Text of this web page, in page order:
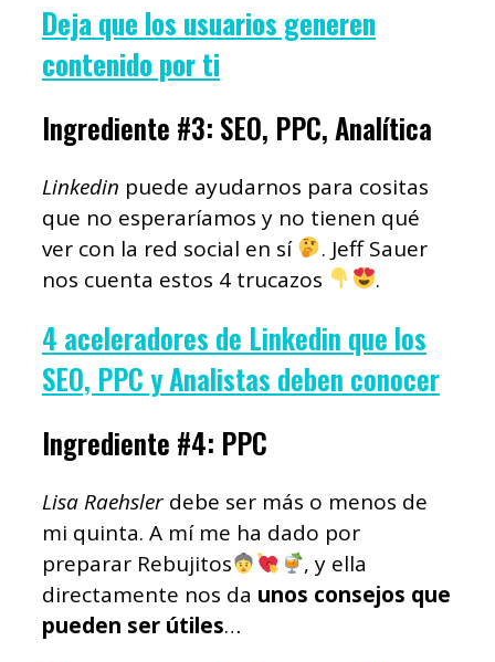
Deja que los usuarios generen
contenido por ti
Ingrediente #3: SEO, PPC, Analítica
Linkedin puede ayudarnos para cositas
que no esperaríamos y no tienen qué
ver con la red social en sí
. Jeff Sauer
nos cuenta estos 4 trucazos
.
4 aceleradores de Linkedin que los
SEO, PPC y Analistas deben conocer
Ingrediente #4: PPC
Lisa Raehsler debe ser más o menos de
mi quinta. A mí me ha dado por
preparar Rebujitos
, y ella
directamente nos da unos consejos que
pueden ser útiles…